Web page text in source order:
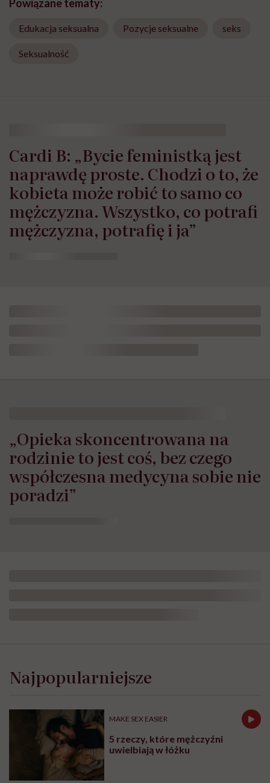
Powiązane tematy:
Edukacja seksualna Pozycje seksualne seks
Seksualność
Cardi B: „Bycie feministką jest
naprawdę proste. Chodzi o to, że
kobieta może robić to samo co
mężczyzna. Wszystko, co potrafi
mężczyzna, potrafię i ja”
„Opieka skoncentrowana na
rodzinie to jest coś, bez czego
współczesna medycyna sobie nie
poradzi”
Najpopularniejsze
MAKE SEX EASIER
5 rzeczy, które mężczyźni
uwielbiają w łóżku